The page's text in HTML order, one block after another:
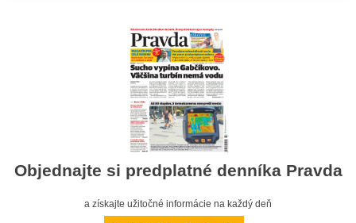
Objednajte si predplatné denníka Pravda
a získajte užitočné informácie na každý deň